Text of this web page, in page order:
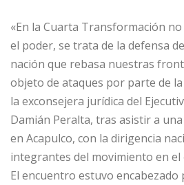
«En la Cuarta Transformación
el poder, se trata de la defensa
nación que rebasa nuestras
objeto de ataques por parte de
la exconsejera jurídica del
Damián Peralta, tras asistir a
en Acapulco, con la dirigencia
integrantes del movimiento en el
El encuentro estuvo